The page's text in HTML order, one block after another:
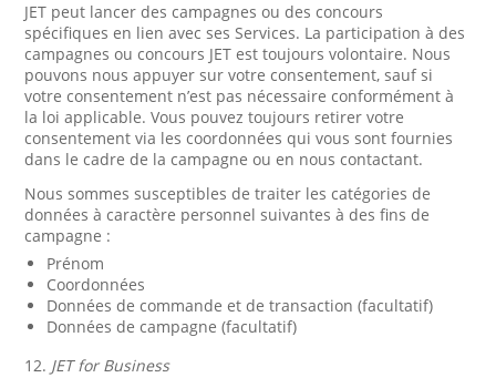
JET peut lancer des campagnes ou des concours
spécifiques en lien avec ses Services. La participation à des
campagnes ou concours JET est toujours volontaire. Nous
pouvons nous appuyer sur votre consentement, sauf si
votre consentement n’est pas nécessaire conformément à
la loi applicable. Vous pouvez toujours retirer votre
consentement via les coordonnées qui vous sont fournies
dans le cadre de la campagne ou en nous contactant.
Nous sommes susceptibles de traiter les catégories de
données à caractère personnel suivantes à des fins de
campagne :
Prénom
Coordonnées
Données de commande et de transaction (facultatif)
Données de campagne (facultatif)
12. JET for Business